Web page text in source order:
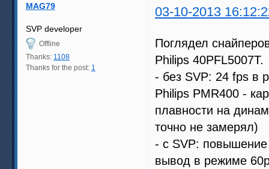
MAG79 03-10-2013
SVP developer
Offline
Thanks: 1108
Thanks for the post: 1
Поглядел
Philips 40PFL5007T.
- без SVP: 24 fps в
Philips PMR400 -
плавности на
точно не замерял)
- с SVP:
вывод в режиме